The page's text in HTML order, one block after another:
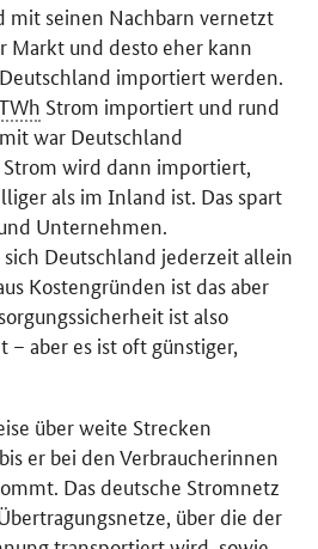
mit seinen Nachbarn vernetzt
Markt und desto eher kann
importiert werden.
Strom importiert und rund
war Deutschland
wird dann importiert,
als im Inland ist. Das spart
Unternehmen.
Deutschland jederzeit allein
Kostengründen ist das aber
ist also
aber es ist oft günstiger,
über weite Strecken
er bei den Verbraucherinnen
Das deutsche Stromnetz
über die der